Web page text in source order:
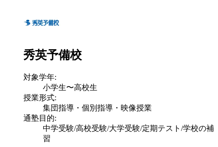
秀英予備校
対象学年:
小学生〜高校生
授業形式:
集団指導・個別指導・映像授業
通塾目的:
中学受験/高校受験/大学受験/定期テスト/学校の補
習